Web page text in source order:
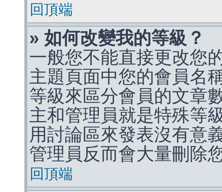
回頂端
» 如何改變我的等級？
一般您不能直接更改您
主題頁面中您的會員名
等級來區分會員的文章
主和管理員就是特殊等
用討論區來發表沒有意
管理員反而會大量刪除
回頂端